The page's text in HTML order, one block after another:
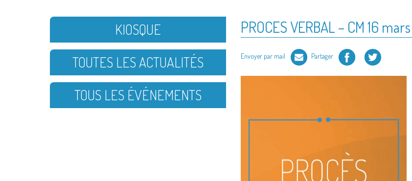
PROCES VERBAL – CM 16
Envoyer par mail Partager Facebook Twitter
KIOSQUE
TOUTES LES ACTUALITÉS
TOUS LES ÉVÉNEMENTS